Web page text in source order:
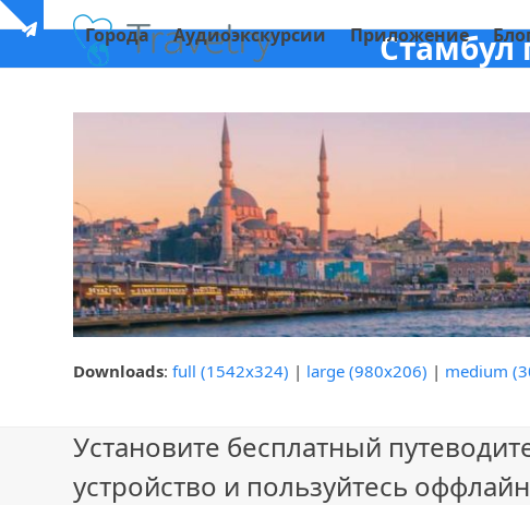
Skip
to Show
Города Аудиоэкскурсии Приложение
Стамбул
Downloads:full (1542x324) | large (980x206) | medium
Установите бесплатный
устройство и пользуйтесь